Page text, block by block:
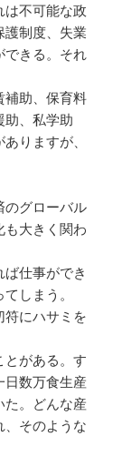
は不可能な政
護制度、失業
できる。それ
補助、保育料
助、私学助
りますが、
のグローバル
も大きく関わ
仕事ができ
しまう。
符にハサミを
とがある。す
日数万食生産
た。どんな産
、そのような